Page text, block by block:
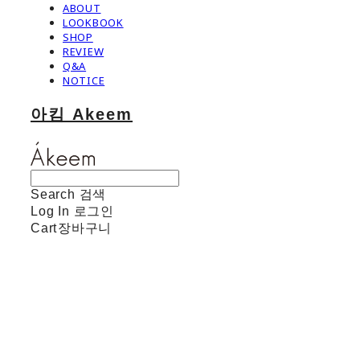
ABOUT
LOOKBOOK
SHOP
REVIEW
Q&A
NOTICE
아킴 Akeem
Search 검색
Log In 로그인
Cart장바구니